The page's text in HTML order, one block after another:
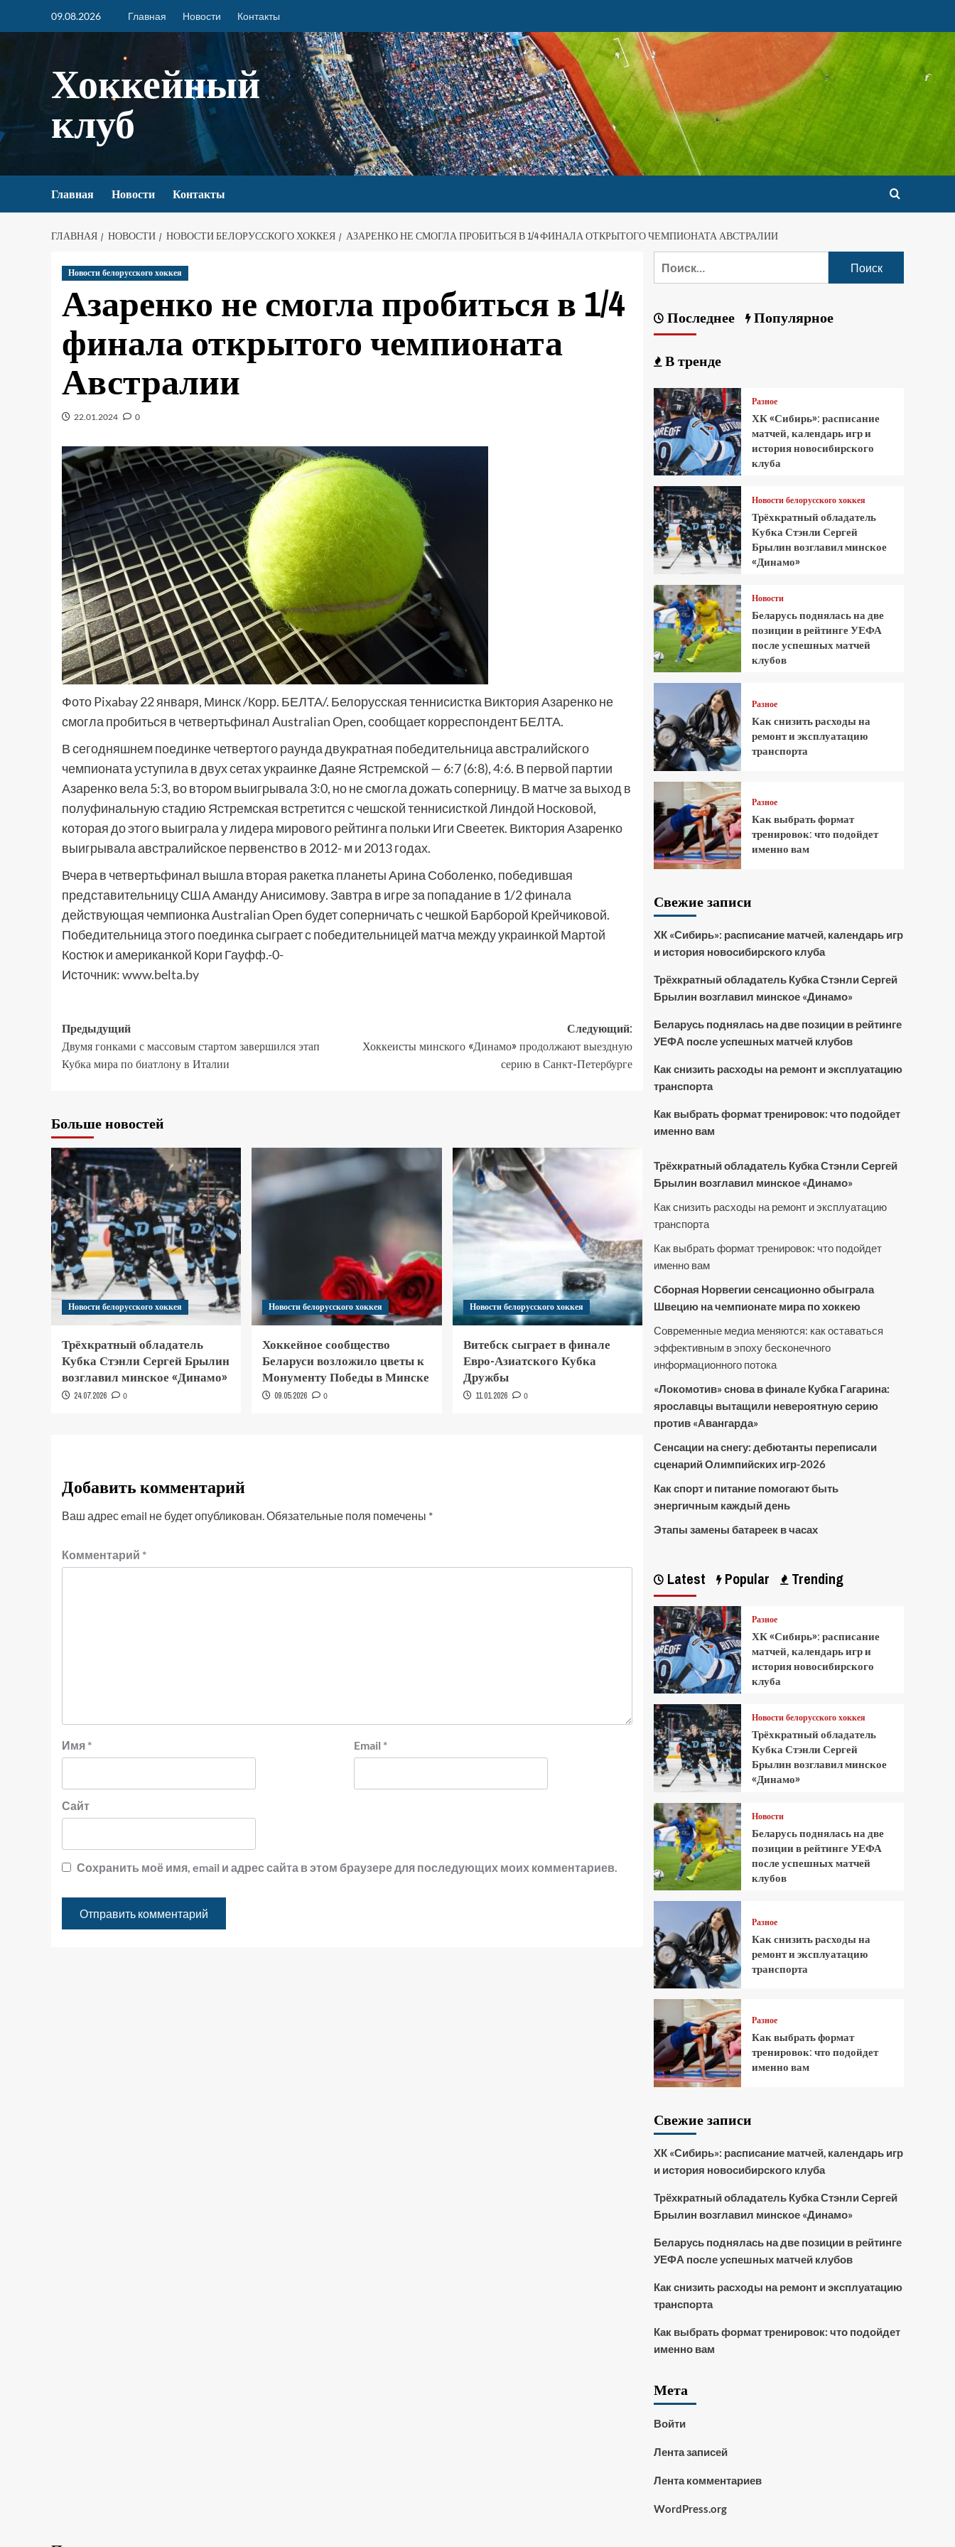
09.08.2026 Главная Новости Контакты
Хоккейный
клуб
Главная Новости Контакты
ГЛАВНАЯ НОВОСТИ НОВОСТИ БЕЛОРУССКОГО ХОККЕЯ АЗАРЕНКО НЕ СМОГЛА ПРОБИТЬСЯ В 1/4 ФИНАЛА ОТКРЫТОГО ЧЕМПИОНАТА АВСТРАЛИИ
Новости белорусского хоккея
Азаренко не смогла пробиться в 1/4
финала открытого чемпионата
Австралии
22.01.2024 0
Фото Pixabay 22 января, Минск /Корр. БЕЛТА/. Белорусская теннисистка Виктория Азаренко не
смогла пробиться в четвертьфинал Australian Open, сообщает корреспондент БЕЛТА.
В сегодняшнем поединке четвертого раунда двукратная победительница австралийского
чемпионата уступила в двух сетах украинке Даяне Ястремской — 6:7 (6:8), 4:6. В первой партии
Азаренко вела 5:3, во втором выигрывала 3:0, но не смогла дожать соперницу. В матче за выход в
полуфинальную стадию Ястремская встретится с чешской теннисисткой Линдой Носковой,
которая до этого выиграла у лидера мирового рейтинга польки Иги Свеетек. Виктория Азаренко
выигрывала австралийское первенство в 2012- м и 2013 годах.
Вчера в четвертьфинал вышла вторая ракетка планеты Арина Соболенко, победившая
представительницу США Аманду Анисимову. Завтра в игре за попадание в 1/2 финала
действующая чемпионка Australian Open будет соперничать с чешкой Барборой Крейчиковой.
Победительница этого поединка сыграет с победительницей матча между украинкой Мартой
Костюк и американкой Кори Гауфф.-0-
Источник:www.belta.by
Предыдущий
Двумя гонками с массовым стартом завершился этап
Кубка мира по биатлону в Италии
Следующий:
Хоккеисты минского «Динамо» продолжают выездную
серию в Санкт-Петербурге
Больше новостей
Новости белорусского хоккея
Трёхкратный обладатель
Кубка Стэнли Сергей Брылин
возглавил минское «Динамо»
24.07.2026 0
Новости белорусского хоккея
Хоккейное сообщество
Беларуси возложило цветы к
Монументу Победы в Минске
09.05.2026 0
Новости белорусского хоккея
Витебск сыграет в финале
Евро-Азиатского Кубка
Дружбы
11.01.2026 0
Добавить комментарий
Ваш адрес email не будет опубликован.Обязательные поля помечены *
Комментарий *
Имя * Email *
Сайт
Сохранить моё имя, email и адрес сайта в этом браузере для последующих моих комментариев.
Последнее Популярное
В тренде
Разное
ХК «Сибирь»: расписание
матчей, календарь игр и
история новосибирского
клуба
Новости белорусского хоккея
Трёхкратный обладатель
Кубка Стэнли Сергей
Брылин возглавил минское
«Динамо»
Новости
Беларусь поднялась на две
позиции в рейтинге УЕФА
после успешных матчей
клубов
Разное
Как снизить расходы на
ремонт и эксплуатацию
транспорта
Разное
Как выбрать формат
тренировок: что подойдет
именно вам
Свежие записи
ХК «Сибирь»: расписание матчей, календарь игр
и история новосибирского клуба
Трёхкратный обладатель Кубка Стэнли Сергей
Брылин возглавил минское «Динамо»
Беларусь поднялась на две позиции в рейтинге
УЕФА после успешных матчей клубов
Как снизить расходы на ремонт и эксплуатацию
транспорта
Как выбрать формат тренировок: что подойдет
именно вам
Трёхкратный обладатель Кубка Стэнли Сергей
Брылин возглавил минское «Динамо»
Как снизить расходы на ремонт и эксплуатацию
транспорта
Как выбрать формат тренировок: что подойдет
именно вам
Сборная Норвегии сенсационно обыграла
Швецию на чемпионате мира по хоккею
Современные медиа меняются: как оставаться
эффективным в эпоху бесконечного
информационного потока
«Локомотив» снова в финале Кубка Гагарина:
ярославцы вытащили невероятную серию
против «Авангарда»
Сенсации на снегу: дебютанты переписали
сценарий Олимпийских игр-2026
Как спорт и питание помогают быть
энергичным каждый день
Этапы замены батареек в часах
Latest Popular Trending
Разное
ХК «Сибирь»: расписание
матчей, календарь игр и
история новосибирского
клуба
Новости белорусского хоккея
Трёхкратный обладатель
Кубка Стэнли Сергей
Брылин возглавил минское
«Динамо»
Новости
Беларусь поднялась на две
позиции в рейтинге УЕФА
после успешных матчей
клубов
Разное
Как снизить расходы на
ремонт и эксплуатацию
транспорта
Разное
Как выбрать формат
тренировок: что подойдет
именно вам
Свежие записи
ХК «Сибирь»: расписание матчей, календарь игр
и история новосибирского клуба
Трёхкратный обладатель Кубка Стэнли Сергей
Брылин возглавил минское «Динамо»
Беларусь поднялась на две позиции в рейтинге
УЕФА после успешных матчей клубов
Как снизить расходы на ремонт и эксплуатацию
транспорта
Как выбрать формат тренировок: что подойдет
именно вам
Мета
Войти
Лента записей
Лента комментариев
WordPress.org